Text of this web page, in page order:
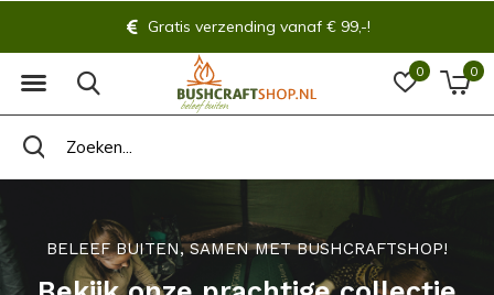
0 0
Gratis verzending vanaf € 99,-!
BELEEF BUITEN, SAMEN MET BUSHCRAFTSHOP!